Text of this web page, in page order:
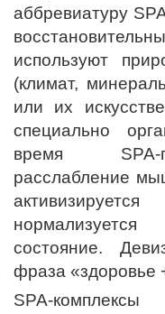
аббревиатуру
используют
(климат,
или их
специально
время SPA-
расслабление
состояние.
фраза «здоровье
SPA-